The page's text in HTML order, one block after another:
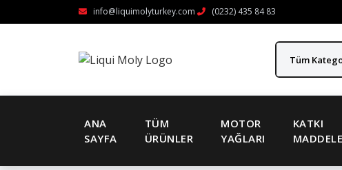
info@liquimolyturkey.com (0232) 435 84 83
ANA
SAYFA
TÜM
ÜRÜNLER
MOTOR
YAĞLARI
KATKI